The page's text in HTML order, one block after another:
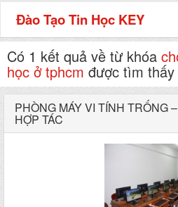
Đào Tạo Tin Học KEY
Có 1 kết quả về từ khóa
học ở tphcm được tìm thấy
PHÒNG MÁY VI TÍNH TRỐNG
HỢP TÁC